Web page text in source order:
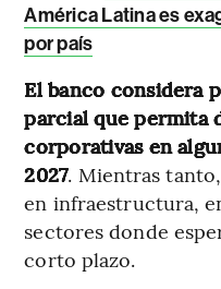
América Latina es
por país
El banco considera
parcial que permita
corporativas en
2027. Mientras
en infraestructura,
sectores donde
corto plazo.